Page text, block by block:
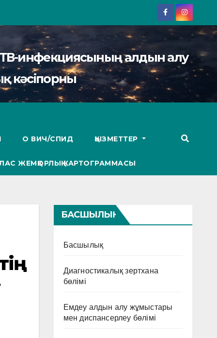
инфекциясының алдын алу
кәсіпорны
О ВИЧ/СПИД ҚЫЗМЕТТЕР
ЖЕМҚОРЛЫҚ КАРТОГРАММАСЫ
БАСШЫЛЫҚ
Басшылық
Диагностикалық зертхана
бөлімі
Емдеу алдын алу жұмыстары
мен диспансерлеу бөлімі